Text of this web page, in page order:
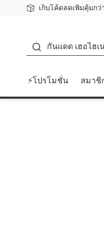
เก็บโค้ดลดเพิ่มคุ้มกว่
ชอปออนไลน์ครั้งแรก
📦ส่งฟรี! เมื่อชอป
สมาชิกวัตสัน คลับดียั
กันแดด เฮอไฮเ
⚡โปรโมชั่น สมาชิ